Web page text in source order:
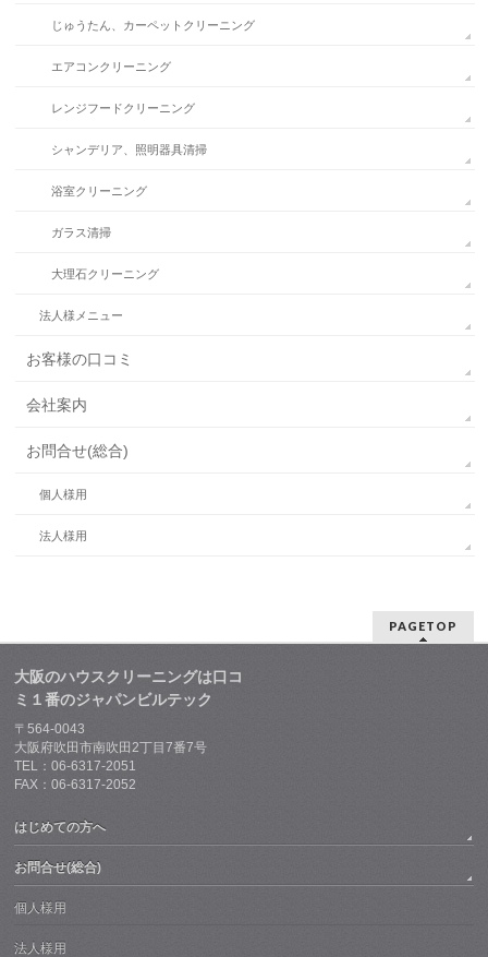
じゅうたん、カーペットクリーニング
エアコンクリーニング
レンジフードクリーニング
シャンデリア、照明器具清掃
浴室クリーニング
ガラス清掃
大理石クリーニング
法人様メニュー
お客様の口コミ
会社案内
お問合せ(総合)
個人様用
法人様用
PAGETOP
大阪のハウスクリーニングは口コ
ミ１番のジャパンビルテック
〒564-0043
大阪府吹田市南吹田2丁目7番7号
TEL：06-6317-2051
FAX：06-6317-2052
はじめての方へ
お問合せ(総合)
個人様用
法人様用